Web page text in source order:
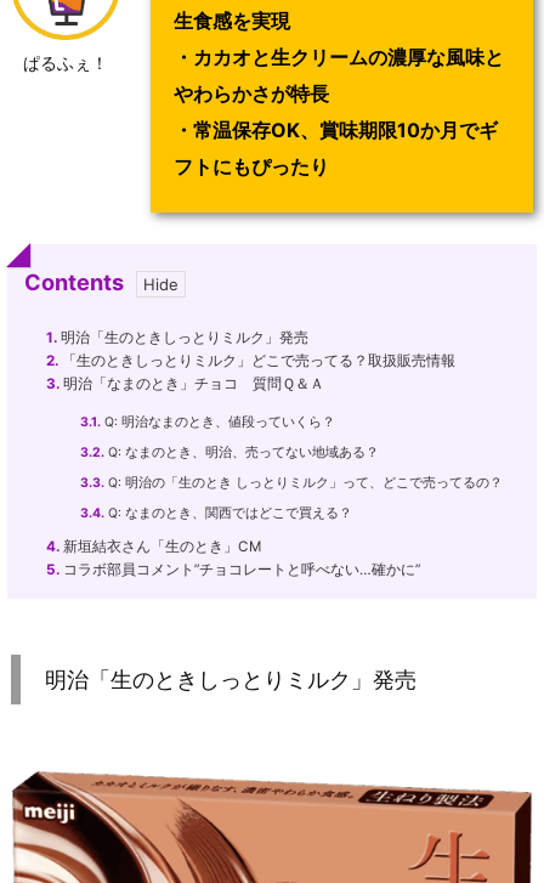
ぱるふぇ！
生食感を実現
・カカオと生クリームの濃厚な風味と
やわらかさが特長
・常温保存OK、賞味期限10か月でギ
フトにもぴったり
Contents
1. 明治「生のときしっとりミルク」発売
2. 「生のときしっとりミルク」どこで売ってる？取扱販売情報
3. 明治「なまのとき」チョコ 質問Ｑ＆Ａ
3.1. Q: 明治なまのとき、値段っていくら？
3.2. Q: なまのとき、明治、売ってない地域ある？
3.3. Q: 明治の「生のとき しっとりミルク」って、どこで売ってるの？
3.4. Q: なまのとき、関西ではどこで買える？
4. 新垣結衣さん「生のとき」CM
5. コラボ部員コメント”チョコレートと呼べない…確かに”
明治「生のときしっとりミルク」発売